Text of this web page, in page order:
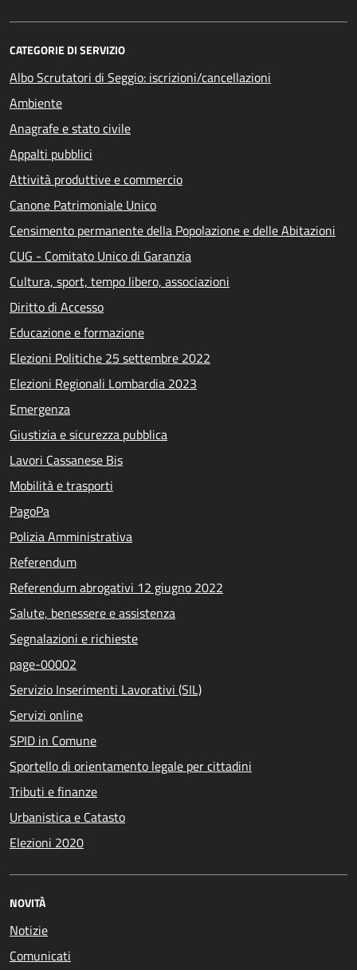
CATEGORIE DI SERVIZIO
Albo Scrutatori di Seggio: iscrizioni/cancellazioni
Ambiente
Anagrafe e stato civile
Appalti pubblici
Attività produttive e commercio
Canone Patrimoniale Unico
Censimento permanente della Popolazione e delle Abitazioni
CUG - Comitato Unico di Garanzia
Cultura, sport, tempo libero, associazioni
Diritto di Accesso
Educazione e formazione
Elezioni Politiche 25 settembre 2022
Elezioni Regionali Lombardia 2023
Emergenza
Giustizia e sicurezza pubblica
Lavori Cassanese Bis
Mobilità e trasporti
PagoPa
Polizia Amministrativa
Referendum
Referendum abrogativi 12 giugno 2022
Salute, benessere e assistenza
Segnalazioni e richieste
page-00002
Servizio Inserimenti Lavorativi (SIL)
Servizi online
SPID in Comune
Sportello di orientamento legale per cittadini
Tributi e finanze
Urbanistica e Catasto
Elezioni 2020
NOVITÀ
Notizie
Comunicati